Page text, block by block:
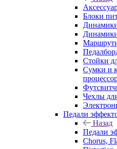
Блоки
Стойки
Сумки и
Чехлы
Педали
Назад
Педали
Chorus,